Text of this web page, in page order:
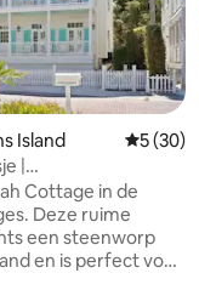
uit 5, 83 recensies
Island
5 (30)
|
toevoeging
Cottage in de
Deze ruime
een steenworp
en is perfect voor